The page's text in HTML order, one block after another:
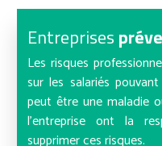
Entreprises
Les risques
sur les salariés
peut être une maladie
l’entreprise ont la
supprimer ces risques.